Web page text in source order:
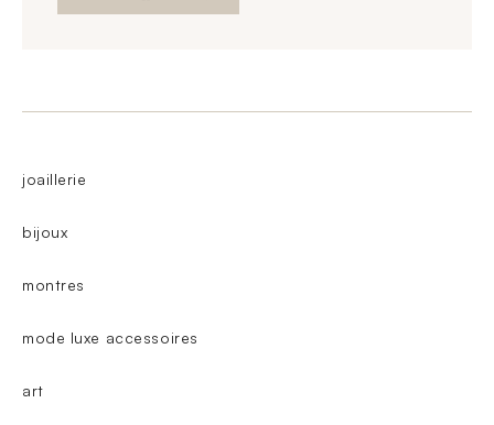
joaillerie
bijoux
montres
mode luxe accessoires
art